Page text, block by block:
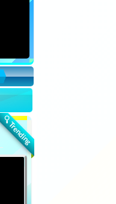
🔍 Trending